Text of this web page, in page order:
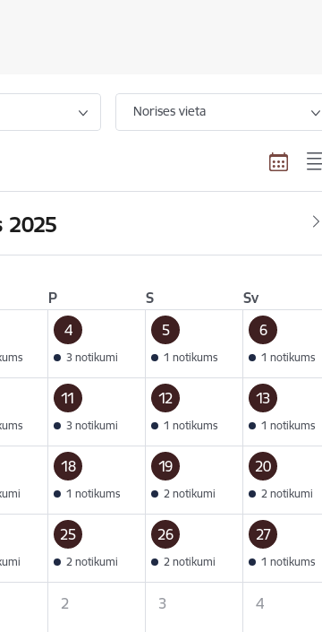
Norises vieta
2025
P S
Sv
4
3 notikumi
5
1 notikums
6
1 notikums
11
3 notikumi
12
1 notikums
13
1 notikums
18
1 notikums
19
2 notikumi
20
2 notikumi
25
2 notikumi
26
2 notikumi
27
1 notikums
2 3 4